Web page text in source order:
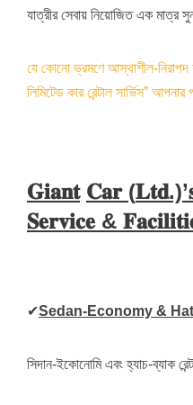
যাত্রীর সেবায় নিয়োজিত এক মাত্র
যে কোনো ভ্রমণে আস্থাশীল-নিরাপদ
লিমিটেড কার রেন্টাল সার্ভিস”
𝐆𝐢𝐚𝐧𝐭 𝐂𝐚𝐫 (𝐋𝐭𝐝.)’
𝐒𝐞𝐫𝐯𝐢𝐜𝐞 &
✔Sedan-Economy &
সিদান-ইকোনোমি এবং হ্যাচ-ব্যাক